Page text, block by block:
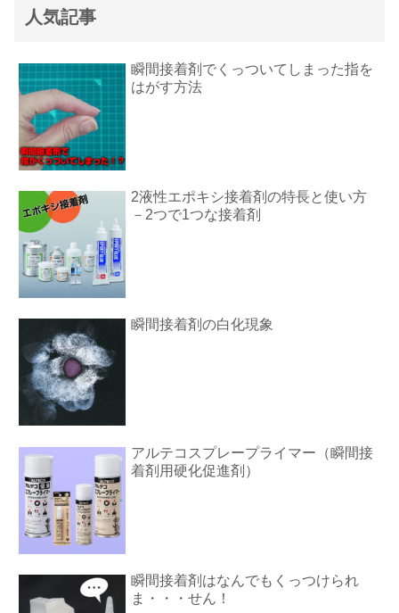
人気記事
瞬間接着剤でくっついてしまった指を
はがす方法
2液性エポキシ接着剤の特長と使い方
－2つで1つな接着剤
瞬間接着剤の白化現象
アルテコスプレープライマー（瞬間接
着剤用硬化促進剤）
瞬間接着剤はなんでもくっつけられ
ま・・・せん！